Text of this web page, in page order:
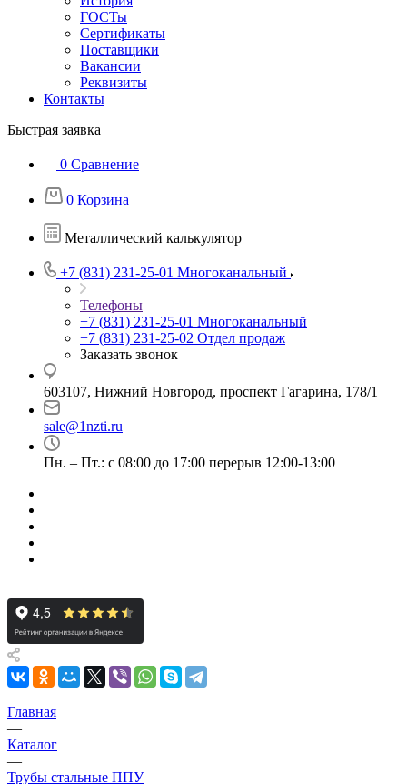
ГОСТы
Сертификаты
Поставщики
Вакансии
Реквизиты
Контакты
Быстрая заявка
0 Сравнение
0 Корзина
Металлический калькулятор
+7 (831) 231-25-01 Многоканальный
Телефоны
+7 (831) 231-25-01 Многоканальный
+7 (831) 231-25-02 Отдел продаж
Заказать звонок
603107, Нижний Новгород, проспект Гагарина, 178/1
sale@1nzti.ru
Пн. – Пт.: с 08:00 до 17:00 перерыв 12:00-13:00
Главная
—
Каталог
—
Трубы стальные ППУ